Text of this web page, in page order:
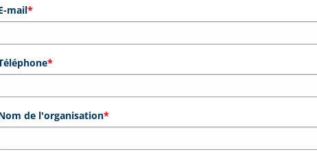
mail*
*
de l'organisation*